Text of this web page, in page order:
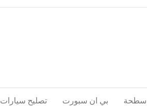
تصليح سيارات بي ان سبورت سطحة